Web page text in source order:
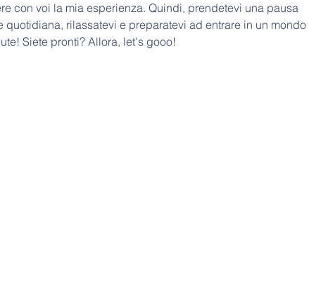
con voi la mia esperienza. Quindi, prendetevi una pausa
quotidiana, rilassatevi e preparatevi ad entrare in un mondo
Siete pronti? Allora, let's gooo!